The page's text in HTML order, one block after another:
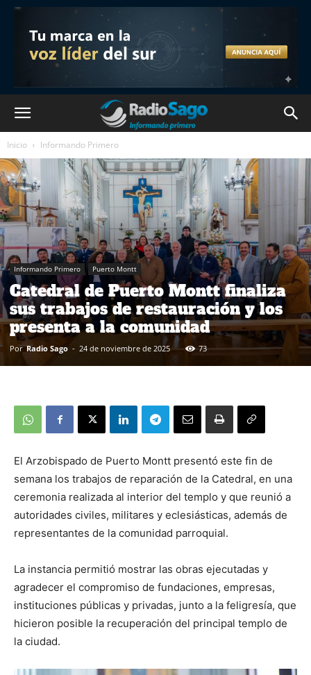
Inicio Informando Primero
Informando Primero Puerto Montt
Catedral de Puerto Montt finaliza
sus trabajos de restauración y los
presenta a la comunidad
Por Radio Sago - 24 de noviembre de 2025 73
El Arzobispado de Puerto Montt presentó este fin de
semana los trabajos de reparación de la Catedral, en una
ceremonia realizada al interior del templo y que reunió a
autoridades civiles, militares y eclesiásticas, además de
representantes de la comunidad parroquial.
La instancia permitió mostrar las obras ejecutadas y
agradecer el compromiso de fundaciones, empresas,
instituciones públicas y privadas, junto a la feligresía, que
hicieron posible la recuperación del principal templo de
la ciudad.